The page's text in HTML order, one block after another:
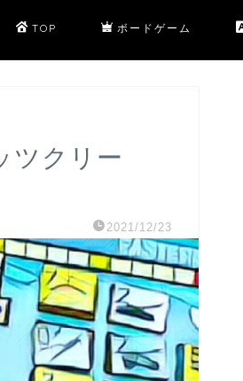
TOP ボードゲーム
ツクリー
2021/12/23